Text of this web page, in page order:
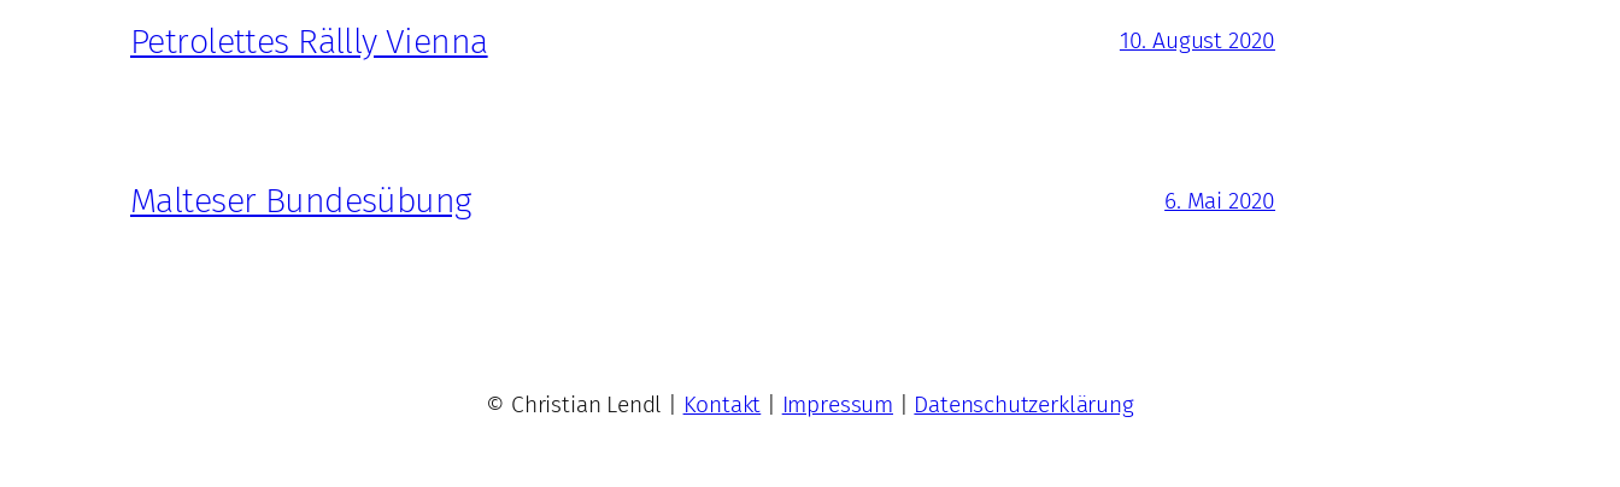
Petrolettes Rällly Vienna 10. August 2020
Malteser Bundesübung 6. Mai 2020
© Christian Lendl | Kontakt Impressum Datenschutzerklärung